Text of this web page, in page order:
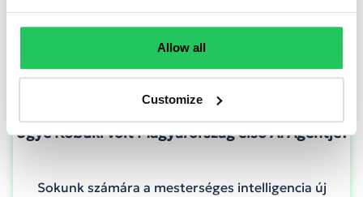
Allow all
Customize
Ugye Köbüki volt Magyarország első AI Agentje?
Sokunk számára a mesterséges intelligencia új